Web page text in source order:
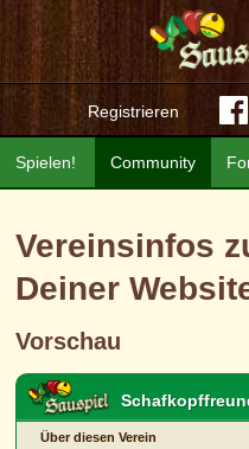
Registrieren
Community
Spielen!
Vereinsinfos
Deiner
Vorschau
Über diesen Verein